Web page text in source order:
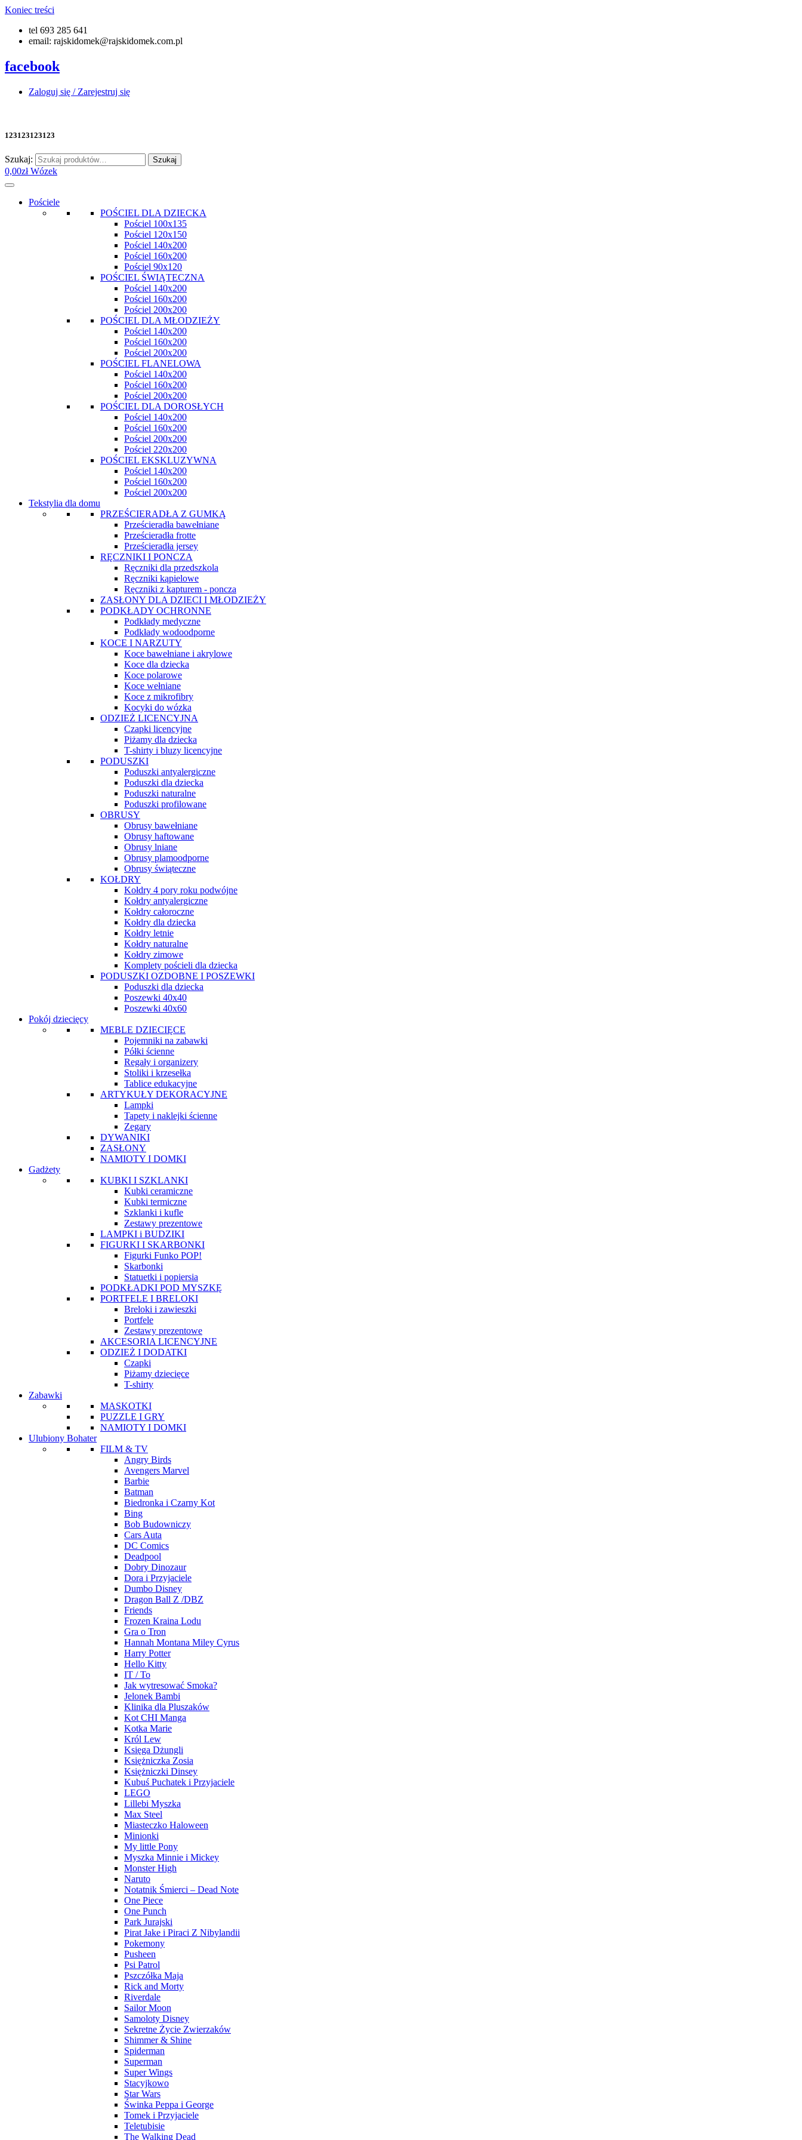
Koniec treści
tel 693 285 641
email: rajskidomek@rajskidomek.com.pl
facebook
Zaloguj się / Zarejestruj się
123123123123
Szukaj: Szukaj
0,00zł Wózek
Pościele
POŚCIEL DLA DZIECKA
Pościel 100x135
Pościel 120x150
Pościel 140x200
Pościel 160x200
Pościel 90x120
POŚCIEL ŚWIĄTECZNA
Pościel 140x200
Pościel 160x200
Pościel 200x200
POŚCIEL DLA MŁODZIEŻY
Pościel 140x200
Pościel 160x200
Pościel 200x200
POŚCIEL FLANELOWA
Pościel 140x200
Pościel 160x200
Pościel 200x200
POŚCIEL DLA DOROSŁYCH
Pościel 140x200
Pościel 160x200
Pościel 200x200
Pościel 220x200
POŚCIEL EKSKLUZYWNA
Pościel 140x200
Pościel 160x200
Pościel 200x200
Tekstylia dla domu
PRZEŚCIERADŁA Z GUMKĄ
Prześcieradła bawełniane
Prześcieradła frotte
Prześcieradła jersey
RĘCZNIKI I PONCZA
Ręczniki dla przedszkola
Ręczniki kąpielowe
Ręczniki z kapturem - poncza
ZASŁONY DLA DZIECI I MŁODZIEŻY
PODKŁADY OCHRONNE
Podkłady medyczne
Podkłady wodoodporne
KOCE I NARZUTY
Koce bawełniane i akrylowe
Koce dla dziecka
Koce polarowe
Koce wełniane
Koce z mikrofibry
Kocyki do wózka
ODZIEŻ LICENCYJNA
Czapki licencyjne
Piżamy dla dziecka
T-shirty i bluzy licencyjne
PODUSZKI
Poduszki antyalergiczne
Poduszki dla dziecka
Poduszki naturalne
Poduszki profilowane
OBRUSY
Obrusy bawełniane
Obrusy haftowane
Obrusy lniane
Obrusy plamoodporne
Obrusy świąteczne
KOŁDRY
Kołdry 4 pory roku podwójne
Kołdry antyalergiczne
Kołdry całoroczne
Kołdry dla dziecka
Kołdry letnie
Kołdry naturalne
Kołdry zimowe
Komplety pościeli dla dziecka
PODUSZKI OZDOBNE I POSZEWKI
Poduszki dla dziecka
Poszewki 40x40
Poszewki 40x60
Pokój dziecięcy
MEBLE DZIECIĘCE
Pojemniki na zabawki
Półki ścienne
Regały i organizery
Stoliki i krzesełka
Tablice edukacyjne
ARTYKUŁY DEKORACYJNE
Lampki
Tapety i naklejki ścienne
Zegary
DYWANIKI
ZASŁONY
NAMIOTY I DOMKI
Gadżety
KUBKI I SZKLANKI
Kubki ceramiczne
Kubki termiczne
Szklanki i kufle
Zestawy prezentowe
LAMPKI i BUDZIKI
FIGURKI I SKARBONKI
Figurki Funko POP!
Skarbonki
Statuetki i popiersia
PODKŁADKI POD MYSZKĘ
PORTFELE I BRELOKI
Breloki i zawieszki
Portfele
Zestawy prezentowe
AKCESORIA LICENCYJNE
ODZIEŻ I DODATKI
Czapki
Piżamy dziecięce
T-shirty
Zabawki
MASKOTKI
PUZZLE I GRY
NAMIOTY I DOMKI
Ulubiony Bohater
FILM & TV
Angry Birds
Avengers Marvel
Barbie
Batman
Biedronka i Czarny Kot
Bing
Bob Budowniczy
Cars Auta
DC Comics
Deadpool
Dobry Dinozaur
Dora i Przyjaciele
Dumbo Disney
Dragon Ball Z /DBZ
Friends
Frozen Kraina Lodu
Gra o Tron
Hannah Montana Miley Cyrus
Harry Potter
Hello Kitty
IT / To
Jak wytresować Smoka?
Jelonek Bambi
Klinika dla Pluszaków
Kot CHI Manga
Kotka Marie
Król Lew
Księga Dżungli
Księżniczka Zosia
Księżniczki Dinsey
Kubuś Puchatek i Przyjaciele
LEGO
Lillebi Myszka
Max Steel
Miasteczko Haloween
Minionki
My little Pony
Myszka Minnie i Mickey
Monster High
Naruto
Notatnik Śmierci – Dead Note
One Piece
One Punch
Park Jurajski
Pirat Jake i Piraci Z Nibylandii
Pokemony
Pusheen
Psi Patrol
Pszczółka Maja
Rick and Morty
Riverdale
Sailor Moon
Samoloty Disney
Sekretne Życie Zwierzaków
Shimmer & Shine
Spiderman
Superman
Super Wings
Stacyjkowo
Star Wars
Świnka Peppa i George
Tomek i Przyjaciele
Teletubisie
The Walking Dead